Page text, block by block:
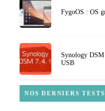
FygoOS : OS
Synology
USB
NOS DERNIERS TESTS